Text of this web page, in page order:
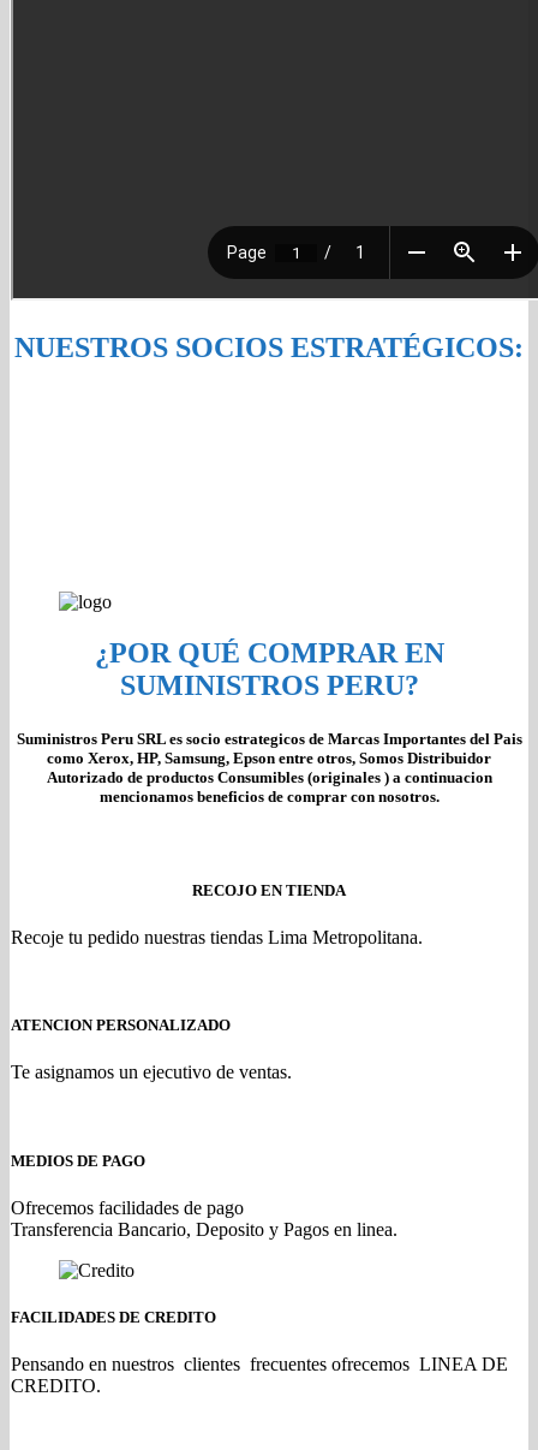
NUESTROS SOCIOS ESTRATÉGICOS:
¿POR QUÉ COMPRAR EN
SUMINISTROS PERU?
Suministros Peru SRL es socio estrategicos de Marcas Importantes del Pais
como Xerox, HP, Samsung, Epson entre otros, Somos Distribuidor
Autorizado de productos Consumibles (originales ) a continuacion
mencionamos beneficios de comprar con nosotros.
RECOJO EN TIENDA
Recoje tu pedido nuestras tiendas Lima Metropolitana.
ATENCION PERSONALIZADO
Te asignamos un ejecutivo de ventas.
MEDIOS DE PAGO
Ofrecemos facilidades de pago
Transferencia Bancario, Deposito y Pagos en linea.
FACILIDADES DE CREDITO
Pensando en nuestros clientes frecuentes ofrecemos LINEA DE
CREDITO.